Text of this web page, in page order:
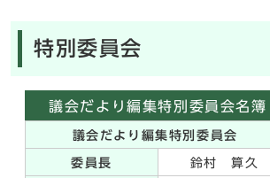
特別委員会
議会だより編集特別委員会名簿
議会だより編集特別委員会
委員長 鈴村 算久